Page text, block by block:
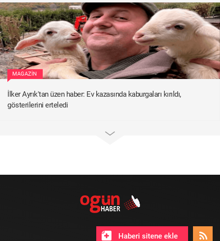
MAGAZIN
İlker Ayrık'tan üzen haber: Ev kazasında kaburgaları kırıldı,
gösterilerini erteledi
Haberi sitene ekle